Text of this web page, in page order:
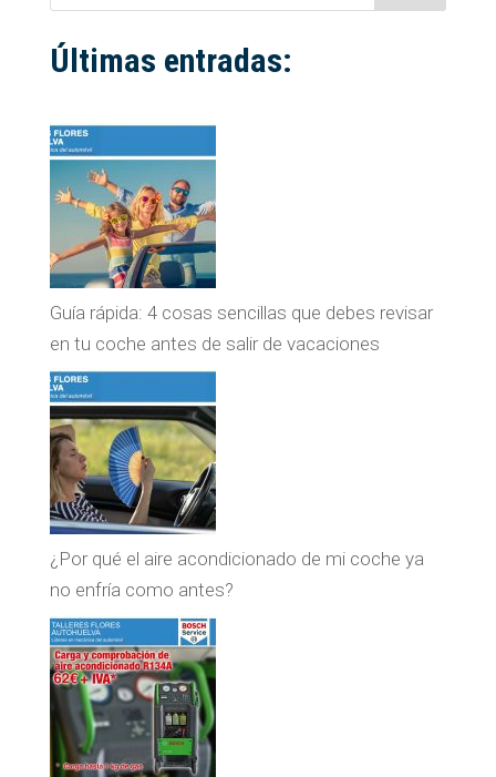
Últimas entradas:
Guía rápida: 4 cosas sencillas que debes revisar
en tu coche antes de salir de vacaciones
¿Por qué el aire acondicionado de mi coche ya
no enfría como antes?